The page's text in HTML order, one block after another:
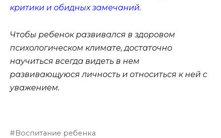
критики и обидных замечаний.
Чтобы ребенок развивался в здоровом
психологическом климате, достаточно
научиться всегда видеть в нем
развивающуюся личность и относиться к ней с
уважением.
Воспитание ребенка